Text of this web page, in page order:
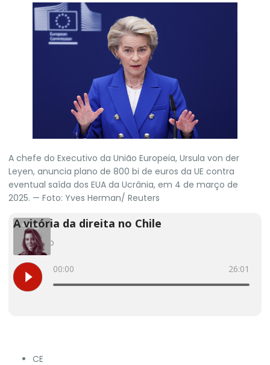
A chefe do Executivo da União Europeia, Ursula von der
Leyen, anuncia plano de 800 bi de euros da UE contra
eventual saída dos EUA da Ucrânia, em 4 de março de
2025. — Foto: Yves Herman/ Reuters
CE